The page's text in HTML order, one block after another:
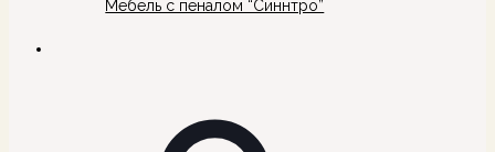
Мебель с пеналом “Синнтро”